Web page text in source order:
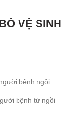
VỆ SINH
bệnh ngồi
bệnh từ ngồi